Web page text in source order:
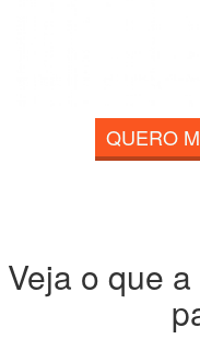
QUERO
Veja o que